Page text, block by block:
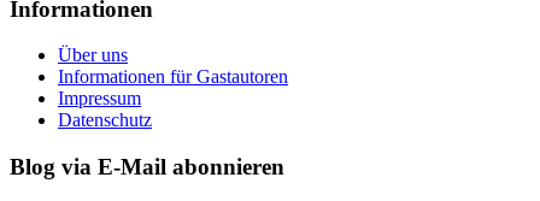
Informationen
Über uns
Informationen für Gastautoren
Impressum
Datenschutz
Blog via E-Mail abonnieren